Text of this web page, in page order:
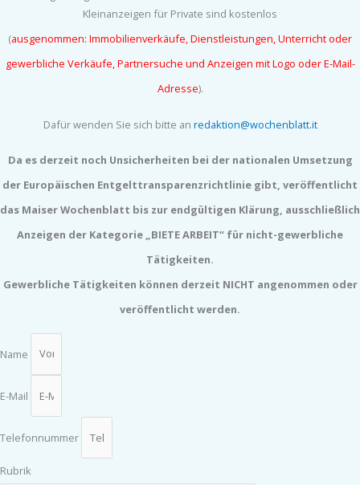
Kleinanzeigen für Private sind kostenlos
(ausgenommen: Immobilienverkäufe, Dienstleistungen, Unterricht oder
gewerbliche Verkäufe, Partnersuche und Anzeigen mit Logo oder E-Mail-
Adresse).
Dafür wenden Sie sich bitte an redaktion@wochenblatt.it
Da es derzeit noch Unsicherheiten bei der nationalen Umsetzung
der Europäischen Entgelttransparenzrichtlinie gibt, veröffentlicht
das Maiser Wochenblatt bis zur endgültigen Klärung, ausschließlich
Anzeigen der Kategorie „BIETE ARBEIT“ für nicht-gewerbliche
Tätigkeiten.
Gewerbliche Tätigkeiten können derzeit NICHT angenommen oder
veröffentlicht werden.
Name
E-Mail
Telefonnummer
Rubrik